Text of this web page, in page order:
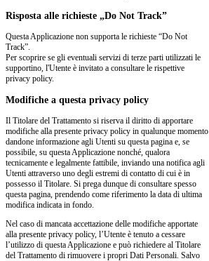
Risposta alle richieste „Do Not Track”
Questa Applicazione non supporta le richieste “Do Not
Track”.
Per scoprire se gli eventuali servizi di terze parti utilizzati le
supportino, l'Utente è invitato a consultare le rispettive
privacy policy.
Modifiche a questa privacy policy
Il Titolare del Trattamento si riserva il diritto di apportare
modifiche alla presente privacy policy in qualunque momento
dandone informazione agli Utenti su questa pagina e, se
possibile, su questa Applicazione nonché, qualora
tecnicamente e legalmente fattibile, inviando una notifica agli
Utenti attraverso uno degli estremi di contatto di cui è in
possesso il Titolare. Si prega dunque di consultare spesso
questa pagina, prendendo come riferimento la data di ultima
modifica indicata in fondo.
Nel caso di mancata accettazione delle modifiche apportate
alla presente privacy policy, l’Utente è tenuto a cessare
l’utilizzo di questa Applicazione e può richiedere al Titolare
del Trattamento di rimuovere i propri Dati Personali. Salvo